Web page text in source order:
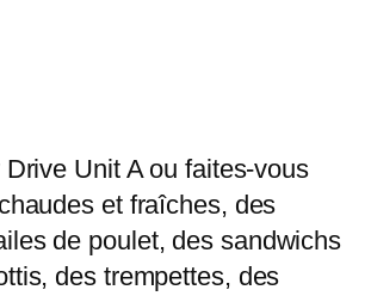
Unit A ou faites-vous
et fraîches, des
de poulet, des sandwichs
des trempettes, des